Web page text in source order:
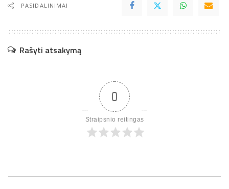
PASIDALINIMAI
Rašyti atsakymą
0
Straipsnio reitingas